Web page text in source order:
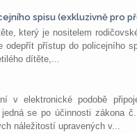
spisu (exkluzivně pro
který je nositelem
odepřít přístup do policejního
dítěte,...
v elektronické podobě
se po účinnosti zákona
náležitostí upravených v...